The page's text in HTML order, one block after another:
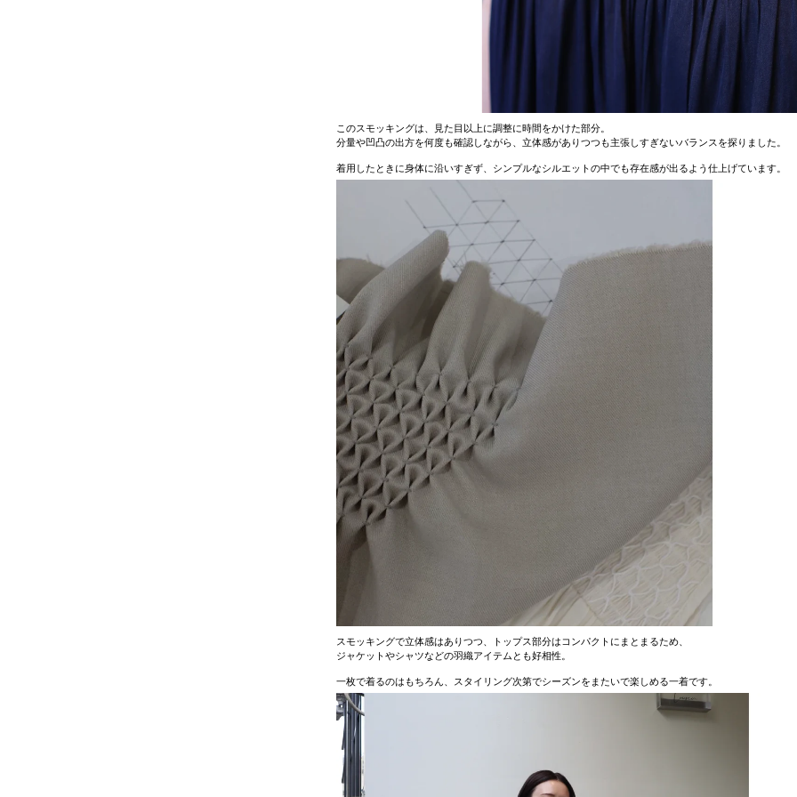
このスモッキングは、見た目以上に調整に時間をかけた部分。
分量や凹凸の出方を何度も確認しながら、立体感がありつつも主張しすぎないバランスを探りました。
着用したときに身体に沿いすぎず、シンプルなシルエットの中でも存在感が出るよう仕上げています。
スモッキングで立体感はありつつ、トップス部分はコンパクトにまとまるため、
ジャケットやシャツなどの羽織アイテムとも好相性。
一枚で着るのはもちろん、スタイリング次第でシーズンをまたいで楽しめる一着です。